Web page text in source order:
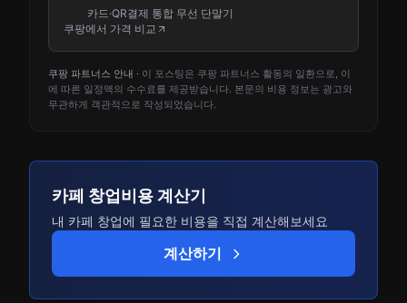
카드·QR결제 통합 무선 단말기
쿠팡에서 가격 비교
쿠팡 파트너스 안내 · 이 포스팅은 쿠팡 파트너스 활동의 일환으로, 이
에 따른 일정액의 수수료를 제공받습니다. 본문의 비용 정보는 광고와
무관하게 객관적으로 작성되었습니다.
카페 창업비용 계산기
내 카페 창업에 필요한 비용을 직접 계산해보세요
계산하기